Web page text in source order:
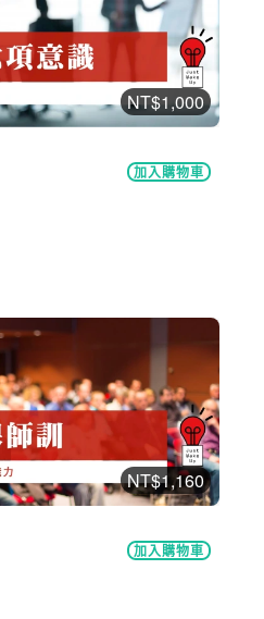
NT$1,000
加入購物車
NT$1,160
加入購物車